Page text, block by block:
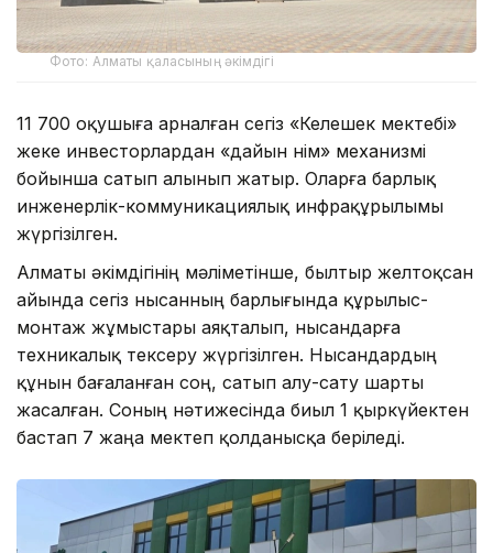
Фото: Алматы қаласының әкімдігі
11 700 оқушыға арналған сегіз «Келешек мектебі»
жеке инвесторлардан «дайын өнім» механизмі
бойынша сатып алынып жатыр. Оларға барлық
инженерлік-коммуникациялық инфрақұрылымы
жүргізілген.
Алматы әкімдігінің мәліметінше, былтыр желтоқсан
айында сегіз нысанның барлығында құрылыс-
монтаж жұмыстары аяқталып, нысандарға
техникалық тексеру жүргізілген. Нысандардың
құнын бағаланған соң, сатып алу-сату шарты
жасалған. Соның нәтижесінда биыл 1 қыркүйектен
бастап 7 жаңа мектеп қолданысқа беріледі.